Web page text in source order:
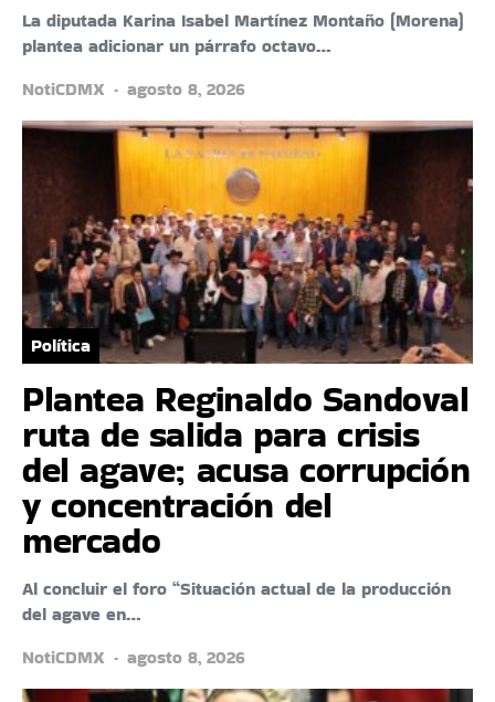
La diputada Karina Isabel Martínez Montaño (Morena)
plantea adicionar un párrafo octavo…
NotiCDMX
agosto 8, 2026
Política
Plantea Reginaldo Sandoval
ruta de salida para crisis
del agave; acusa corrupción
y concentración del
mercado
Al concluir el foro “Situación actual de la producción
del agave en…
NotiCDMX
agosto 8, 2026